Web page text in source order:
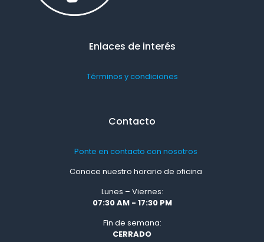
Enlaces de interés
Términos y condiciones
Contacto
Ponte en contacto con nosotros
Conoce nuestro horario de oficina
Lunes – Viernes:
07:30 AM - 17:30 PM
Fin de semana:
CERRADO